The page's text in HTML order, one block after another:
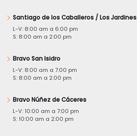
Santiago de los Caballeros / Los Jardines
L-V: 8:00 am a 6:00 pm
S: 8:00 am a 2:00 pm
Bravo San Isidro
L-V: 8:00 am a 7:00 pm
S: 8:00 am a 2:00 pm
Bravo Núñez de Cáceres
L-V: 10:00 am a 7:00 pm
S: 10:00 am a 2:00 pm